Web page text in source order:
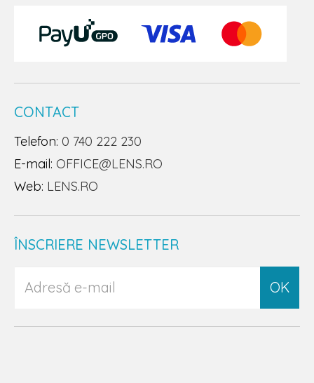
CONTACT
Telefon: 0 740 222 230
E-mail: OFFICE@LENS.RO
Web: LENS.RO
ÎNSCRIERE NEWSLETTER
OK